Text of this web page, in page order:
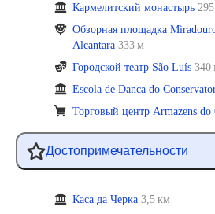
Кармелитский монастырь
Обзорная площадка
Alcantara 333 м
Городской театр São Luís 340
Escola de Danca do
Торговый центр Armazens do
Достопримечательности
Каса да Черка 3,5 км